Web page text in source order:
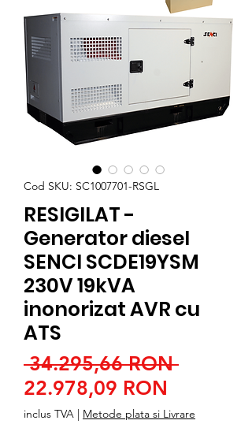
Cod SKU: SC1007701-RSGL
RESIGILAT -
Generator diesel
SENCI SCDE19YSM
230V 19kVA
inonorizat AVR cu
ATS
34.295,66 RON Preț
22.978,09 RON
redus
inclus TVA | Metode plata si Livrare